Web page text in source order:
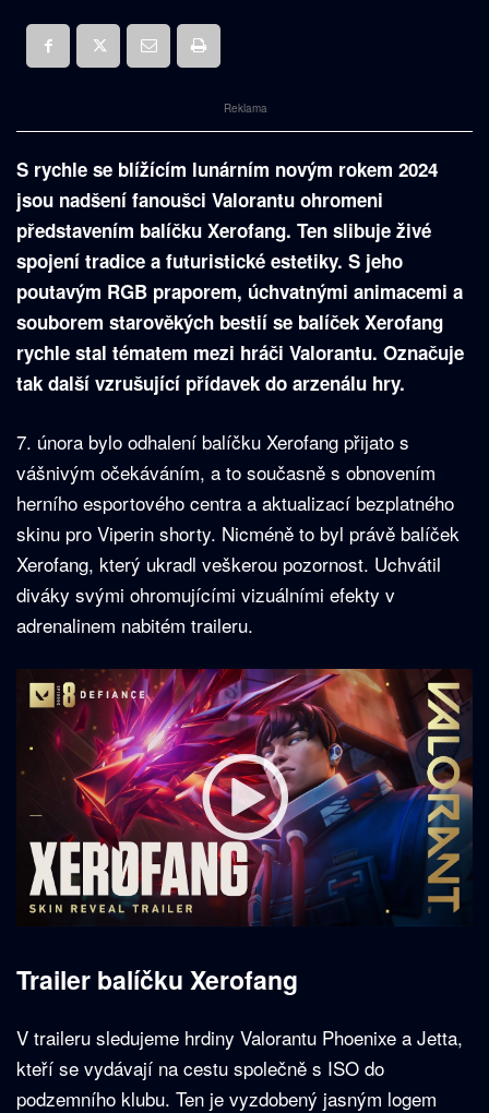
Reklama
S rychle se blížícím lunárním novým rokem 2024
jsou nadšení fanoušci Valorantu ohromeni
představením balíčku Xerofang. Ten slibuje živé
spojení tradice a futuristické estetiky. S jeho
poutavým RGB praporem, úchvatnými animacemi a
souborem starověkých bestií se balíček Xerofang
rychle stal tématem mezi hráči Valorantu. Označuje
tak další vzrušující přídavek do arzenálu hry.
7. února bylo odhalení balíčku Xerofang přijato s
vášnivým očekáváním, a to současně s obnovením
herního esportového centra a aktualizací bezplatného
skinu pro Viperin shorty. Nicméně to byl právě balíček
Xerofang, který ukradl veškerou pozornost. Uchvátil
diváky svými ohromujícími vizuálními efekty v
adrenalinem nabitém traileru.
Trailer balíčku Xerofang
V traileru sledujeme hrdiny Valorantu Phoenixe a Jetta,
kteří se vydávají na cestu společně s ISO do
podzemního klubu. Ten je vyzdobený jasným logem